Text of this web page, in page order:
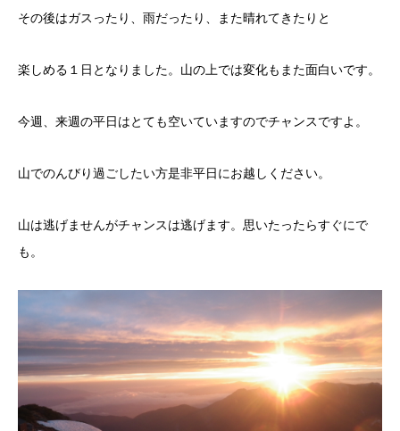
その後はガスったり、雨だったり、また晴れてきたりと
楽しめる１日となりました。山の上では変化もまた面白いです。
今週、来週の平日はとても空いていますのでチャンスですよ。
山でのんびり過ごしたい方是非平日にお越しください。
山は逃げませんがチャンスは逃げます。思いたったらすぐにで
も。